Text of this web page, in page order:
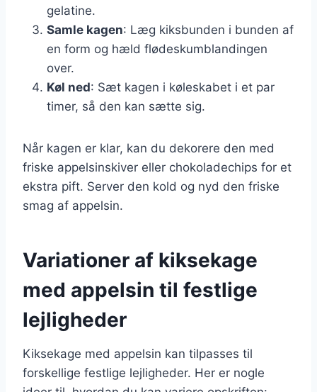
gelatine.
Samle kagen: Læg kiksbunden i bunden af
en form og hæld flødeskumblandingen
over.
Køl ned: Sæt kagen i køleskabet i et par
timer, så den kan sætte sig.
Når kagen er klar, kan du dekorere den med
friske appelsinskiver eller chokoladechips for et
ekstra pift. Server den kold og nyd den friske
smag af appelsin.
Variationer af kiksekage
med appelsin til festlige
lejligheder
Kiksekage med appelsin kan tilpasses til
forskellige festlige lejligheder. Her er nogle